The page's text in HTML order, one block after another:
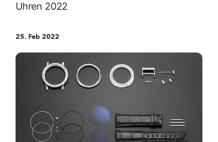
Uhren 2022
25. Feb 2022